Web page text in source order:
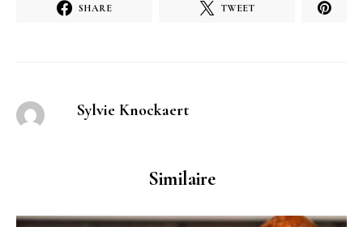
SHARE TWEET
Sylvie Knockaert
Similaire